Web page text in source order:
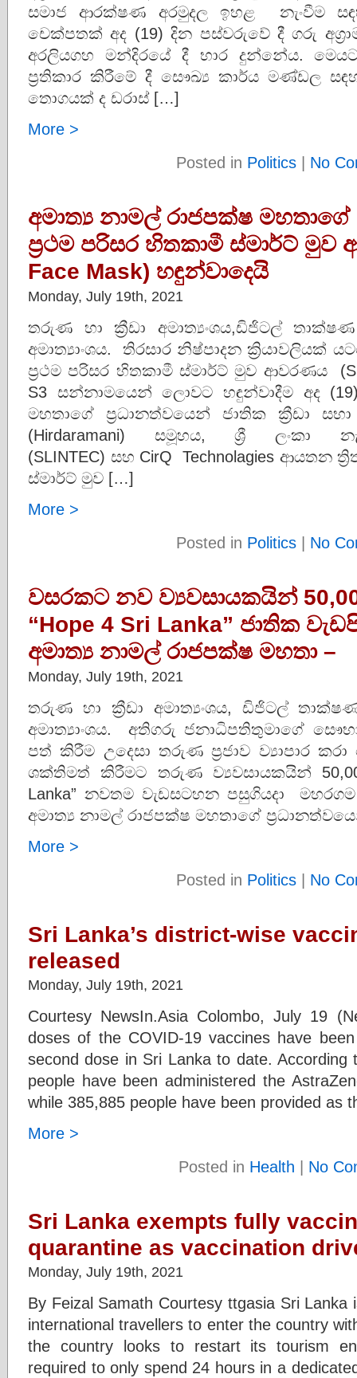
සමාජ ආරක්ෂණ අරමුදල ඉහළ නැංවීම
චෙක්පතක් අද (19) දින පස්වරුවේ දී ගරු
අරලියගහ මන්දිරයේ දී භාර දුන්නේය.
ප්‍රතිකාර කිරීමේ දී සෞඛ්‍ය කාර්ය මණ්ඩල
තොගයක් ද ඩරාස් […]
More >
Posted in Politics | No
අමාත්‍ය නාමල් රාජපක්ෂ
ප්‍රථම පරිසර හිතකාමී ස්මාර්ට් මුව
Face Mask) හඳුන්වාදෙයි
Monday, July 19th, 2021
තරුණ හා ක්‍රීඩා අමාත්‍යංශය,ඩිජිටල්
අමාත්‍යාංශය. තිරසාර නිෂ්පාදන ක්‍රියාවලියක්
ප්‍රථම පරිසර හිතකාමී ස්මාර්ට් මුව ආවරණය
S3 සන්නාමයෙන් ලොවට හඳුන්වාදීම අද
මහතාගේ ප්‍රධානත්වයෙන් ජාතික ක්‍රීඩා සභා
(Hirdaramani) සමූහය, ශ්‍රී
(SLINTEC) සහ CirQ Technolagies ආයතන
ස්මාර්ට් මුව […]
More >
Posted in Politics | No
වසරකට නව ව්‍යවසායකයින්
“Hope 4 Sri Lanka” ජාතික
අමාත්‍ය නාමල් රාජපක්ෂ මහතා –
Monday, July 19th, 2021
තරුණ හා ක්‍රීඩා අමාත්‍යංශය, ඩිජිටල්
අමාත්‍යාංශය. අතිගරු ජනාධිපතිතුමාගේ
පත් කිරීම උදෙසා තරුණ ප්‍රජාව ව්‍යාපාර
ශක්තිමත් කිරීමට තරුණ ව්‍යවසායකයින්
Lanka” නවතම වැඩසටහන පසුගියදා
අමාත්‍ය නාමල් රාජපක්ෂ මහතාගේ
More >
Posted in Politics | No
Sri Lanka’s district-wise
released
Monday, July 19th, 2021
Courtesy NewsIn.Asia Colombo, July 19
doses of the COVID-19 vaccines have
second dose in Sri Lanka to date. According
people have been administered the
while 385,885 people have been provided as
More >
Posted in Health | No
Sri Lanka exempts fully
quarantine as vaccination
Monday, July 19th, 2021
By Feizal Samath Courtesy ttgasia Sri Lanka
international travellers to enter the country
the country looks to restart its tourism
required to only spend 24 hours in a